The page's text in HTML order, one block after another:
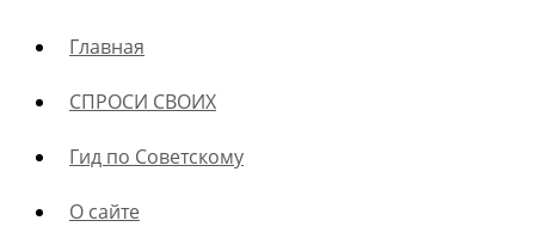
Главная
СПРОСИ СВОИХ
Гид по Советскому
О сайте